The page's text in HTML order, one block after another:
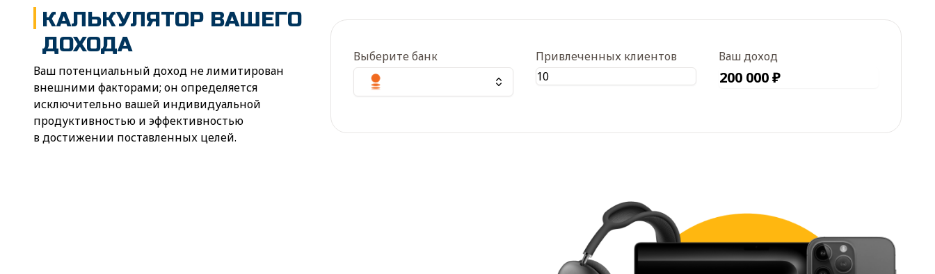
КАЛЬКУЛЯТОР ВАШЕГО
ДОХОДА
Ваш потенциальный доход не лимитирован
внешними факторами; он определяется
исключительно вашей индивидуальной
продуктивностью и эффективностью
в достижении поставленных целей.
Выберите банк Привлеченных клиентов Ваш доход